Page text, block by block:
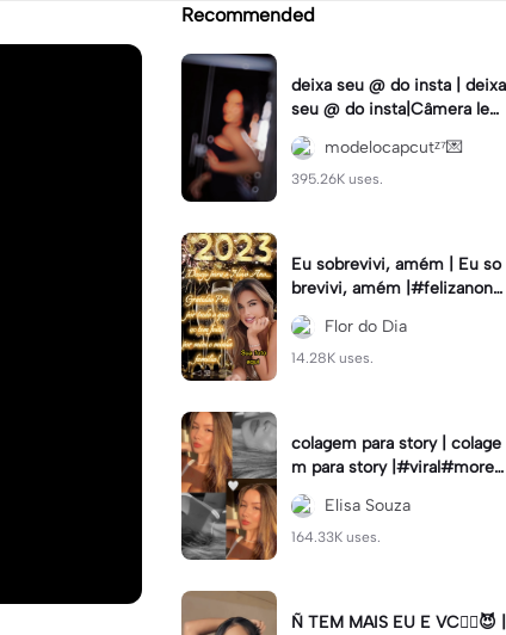
Recommended
deixa seu @ do insta | deixa
seu @ do insta|Câmera lent
a #fyp #viral #trend #fyp
ツ⁠
modelocapcutᶻ⁷💌
395.26K uses.
Eu sobrevivi, amém | Eu so
brevivi, amém |#felizanono
#feliz2023
Flor do Dia
14.28K uses.
colagem para story | colage
m para story |#viral#moren
a#instastory#colagemdefo
tos#instaElisa Souza
164.33K uses.
Ñ TEM MAIS EU E VC😮‍💨😈 |